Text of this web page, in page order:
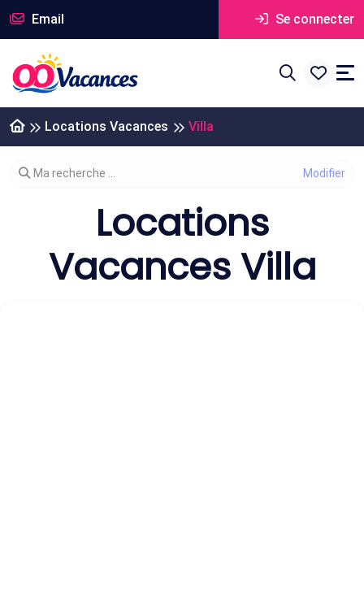
Email Se connecter
Locations Vacances Villa
Modifier votre recherche
Ma recherche ...
Locations
Vacances Villa